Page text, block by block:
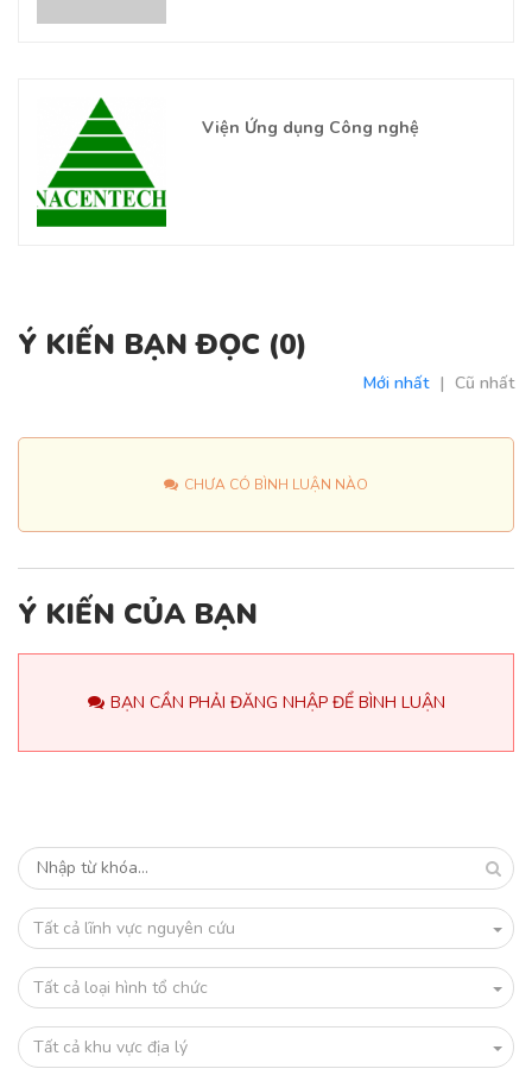
Viện Ứng dụng Công nghệ
Ý KIẾN BẠN ĐỌC (0)
Mới nhất | Cũ nhất
CHƯA CÓ BÌNH LUẬN NÀO
Ý KIẾN CỦA BẠN
BẠN CẦN PHẢI ĐĂNG NHẬP ĐỂ BÌNH LUẬN
Tất cả lĩnh vực nguyên cứu
Tất cả loại hình tổ chức
Tất cả khu vực địa lý